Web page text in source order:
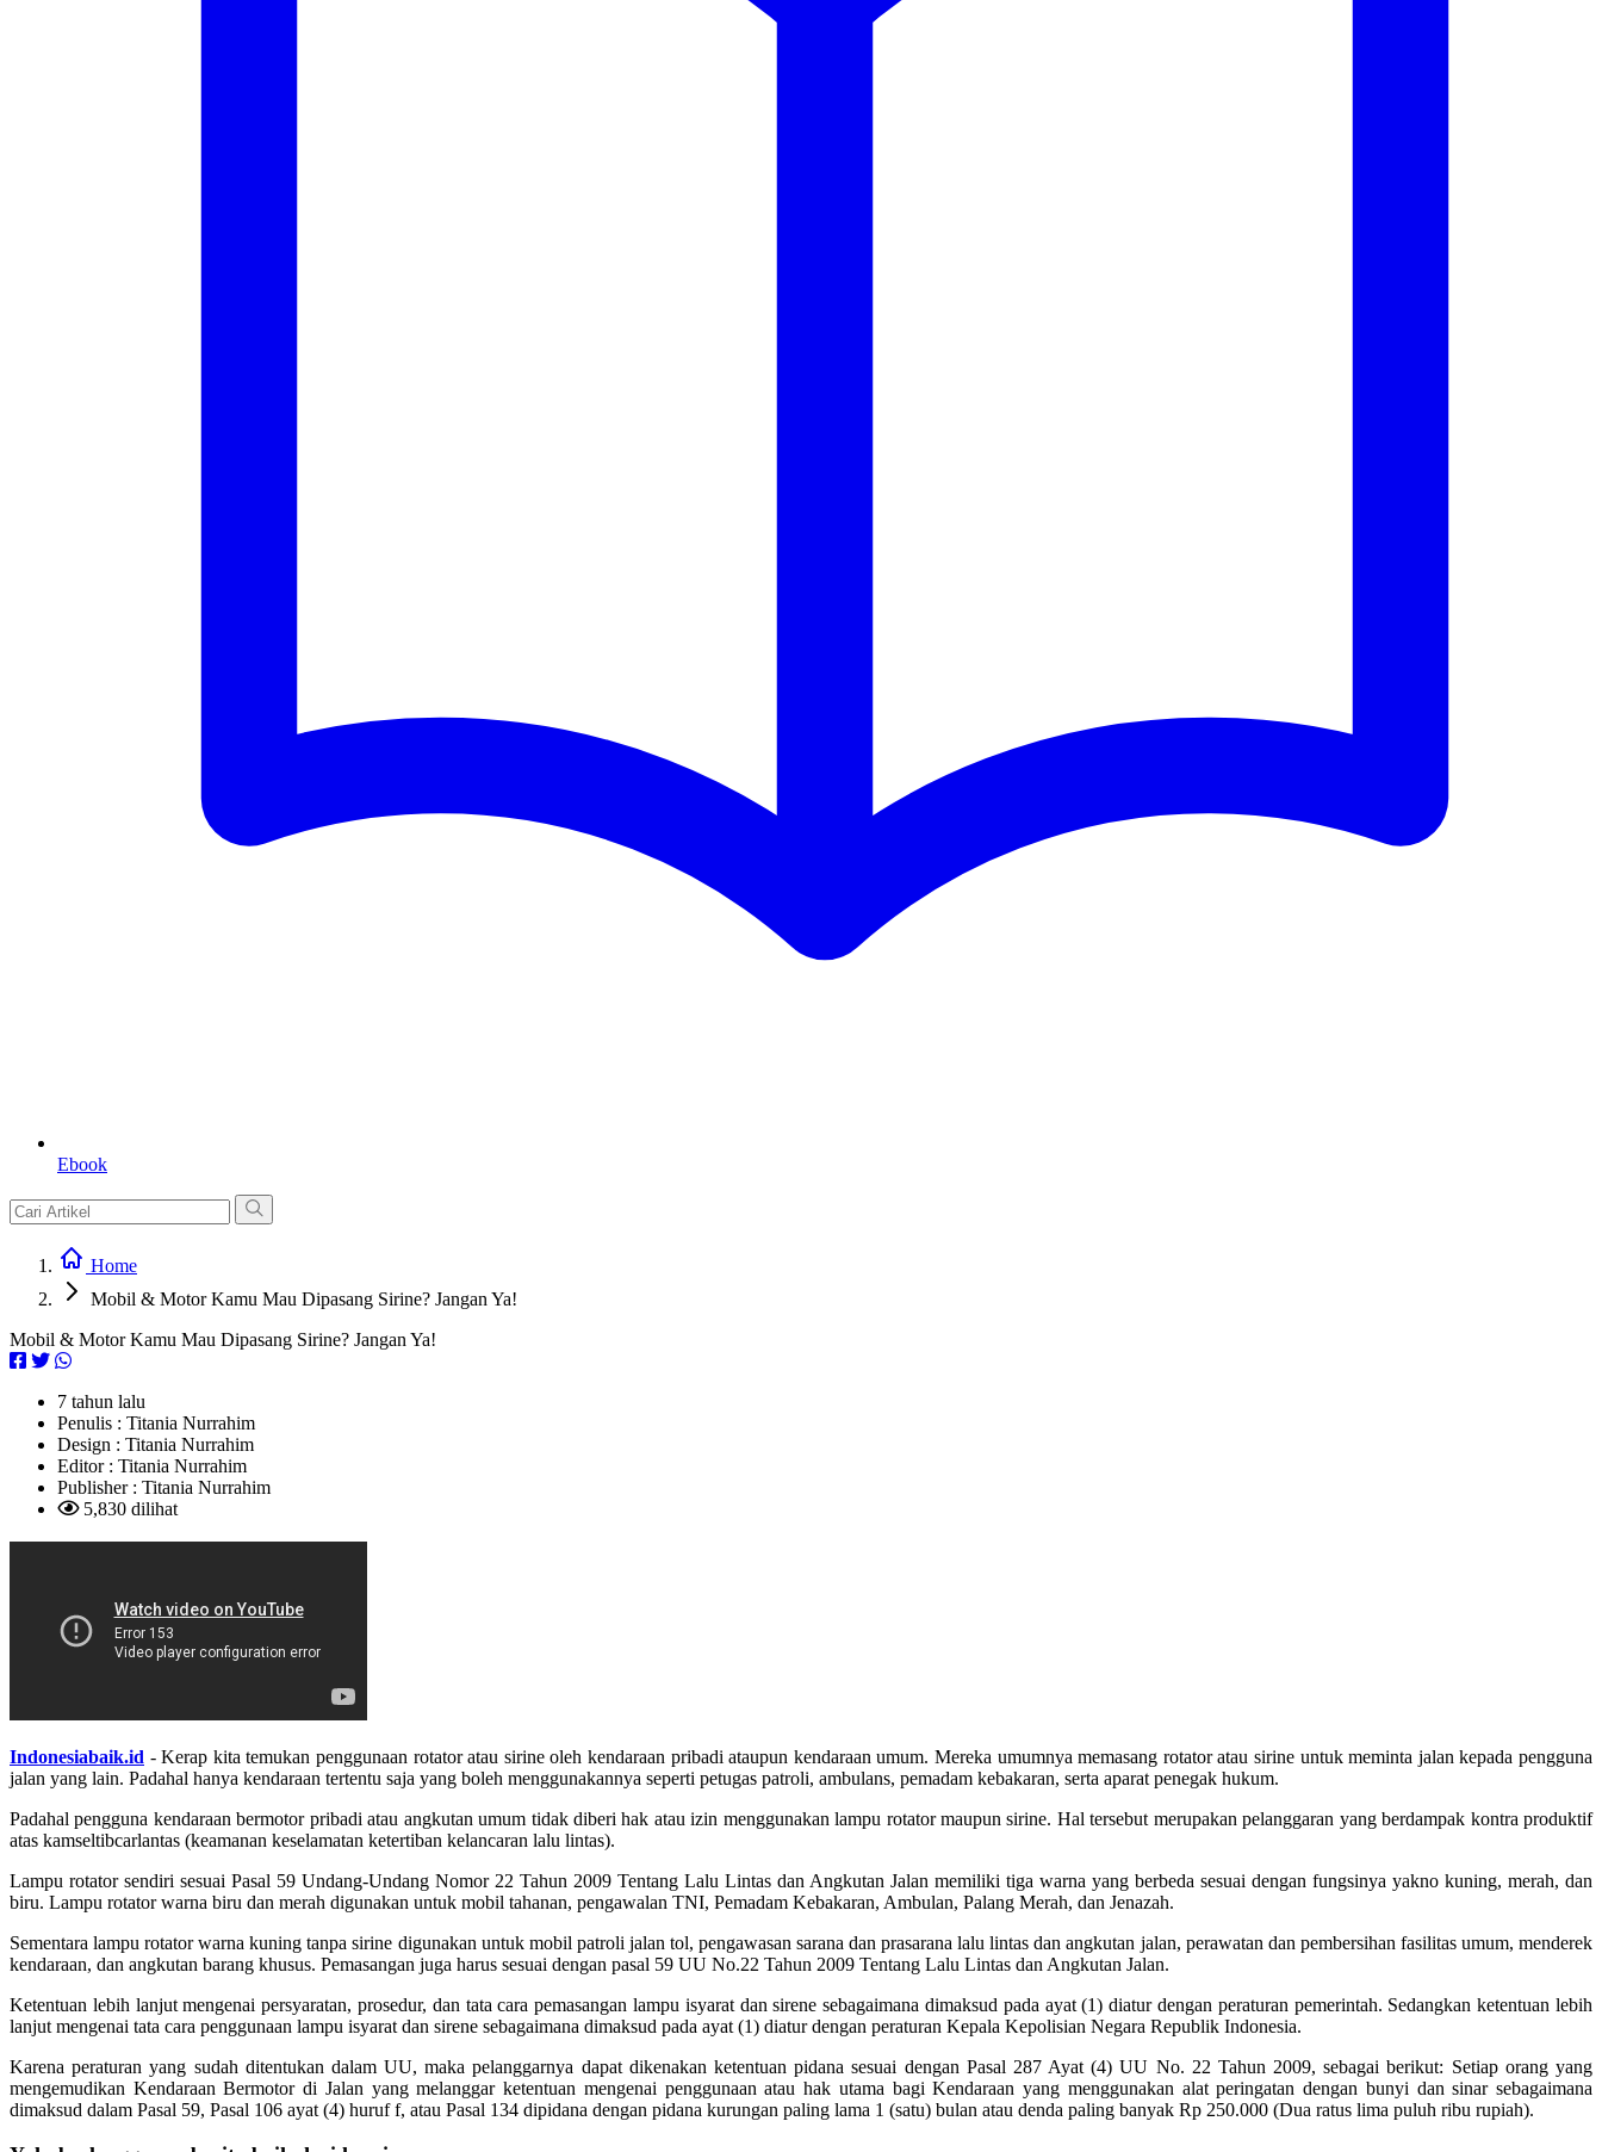
Ebook
Home
Mobil & Motor Kamu Mau Dipasang Sirine? Jangan Ya!
Mobil & Motor Kamu Mau Dipasang Sirine? Jangan Ya!
7 tahun lalu
Penulis : Titania Nurrahim
Design : Titania Nurrahim
Editor : Titania Nurrahim
Publisher : Titania Nurrahim
5,830 dilihat
Indonesiabaik.id - Kerap kita temukan penggunaan rotator atau sirine oleh kendaraan pribadi ataupun kendaraan umum. Mereka umumnya memasang rotator atau sirine untuk meminta jalan kepada pengguna
jalan yang lain. Padahal hanya kendaraan tertentu saja yang boleh menggunakannya seperti petugas patroli, ambulans, pemadam kebakaran, serta aparat penegak hukum.
Padahal pengguna kendaraan bermotor pribadi atau angkutan umum tidak diberi hak atau izin menggunakan lampu rotator maupun sirine. Hal tersebut merupakan pelanggaran yang berdampak kontra produktif
atas kamseltibcarlantas (keamanan keselamatan ketertiban kelancaran lalu lintas).
Lampu rotator sendiri sesuai Pasal 59 Undang-Undang Nomor 22 Tahun 2009 Tentang Lalu Lintas dan Angkutan Jalan memiliki tiga warna yang berbeda sesuai dengan fungsinya yakno kuning, merah, dan
biru. Lampu rotator warna biru dan merah digunakan untuk mobil tahanan, pengawalan TNI, Pemadam Kebakaran, Ambulan, Palang Merah, dan Jenazah.
Sementara lampu rotator warna kuning tanpa sirine digunakan untuk mobil patroli jalan tol, pengawasan sarana dan prasarana lalu lintas dan angkutan jalan, perawatan dan pembersihan fasilitas umum, menderek
kendaraan, dan angkutan barang khusus. Pemasangan juga harus sesuai dengan pasal 59 UU No.22 Tahun 2009 Tentang Lalu Lintas dan Angkutan Jalan.
Ketentuan lebih lanjut mengenai persyaratan, prosedur, dan tata cara pemasangan lampu isyarat dan sirene sebagaimana dimaksud pada ayat (1) diatur dengan peraturan pemerintah. Sedangkan ketentuan lebih
lanjut mengenai tata cara penggunaan lampu isyarat dan sirene sebagaimana dimaksud pada ayat (1) diatur dengan peraturan Kepala Kepolisian Negara Republik Indonesia.
Karena peraturan yang sudah ditentukan dalam UU, maka pelanggarnya dapat dikenakan ketentuan pidana sesuai dengan Pasal 287 Ayat (4) UU No. 22 Tahun 2009, sebagai berikut: Setiap orang yang
mengemudikan Kendaraan Bermotor di Jalan yang melanggar ketentuan mengenai penggunaan atau hak utama bagi Kendaraan yang menggunakan alat peringatan dengan bunyi dan sinar sebagaimana
dimaksud dalam Pasal 59, Pasal 106 ayat (4) huruf f, atau Pasal 134 dipidana dengan pidana kurungan paling lama 1 (satu) bulan atau denda paling banyak Rp 250.000 (Dua ratus lima puluh ribu rupiah).